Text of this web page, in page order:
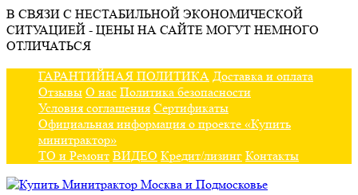
В СВЯЗИ С НЕСТАБИЛЬНОЙ ЭКОНОМИЧЕСКОЙ
СИТУАЦИЕЙ - ЦЕНЫ НА САЙТЕ МОГУТ НЕМНОГО
ОТЛИЧАТЬСЯ
ГАРАНТИЙНАЯ ПОЛИТИКА Доставка и оплата
Отзывы О нас Политика безопасности
Условия соглашения Сертификаты
Официальная информация о проекте «Купить
минитрактор»
ТО и Ремонт ВИДЕО Кредит/лизинг Контакты